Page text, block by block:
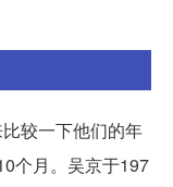
较一下他们的年
个月。吴京于197